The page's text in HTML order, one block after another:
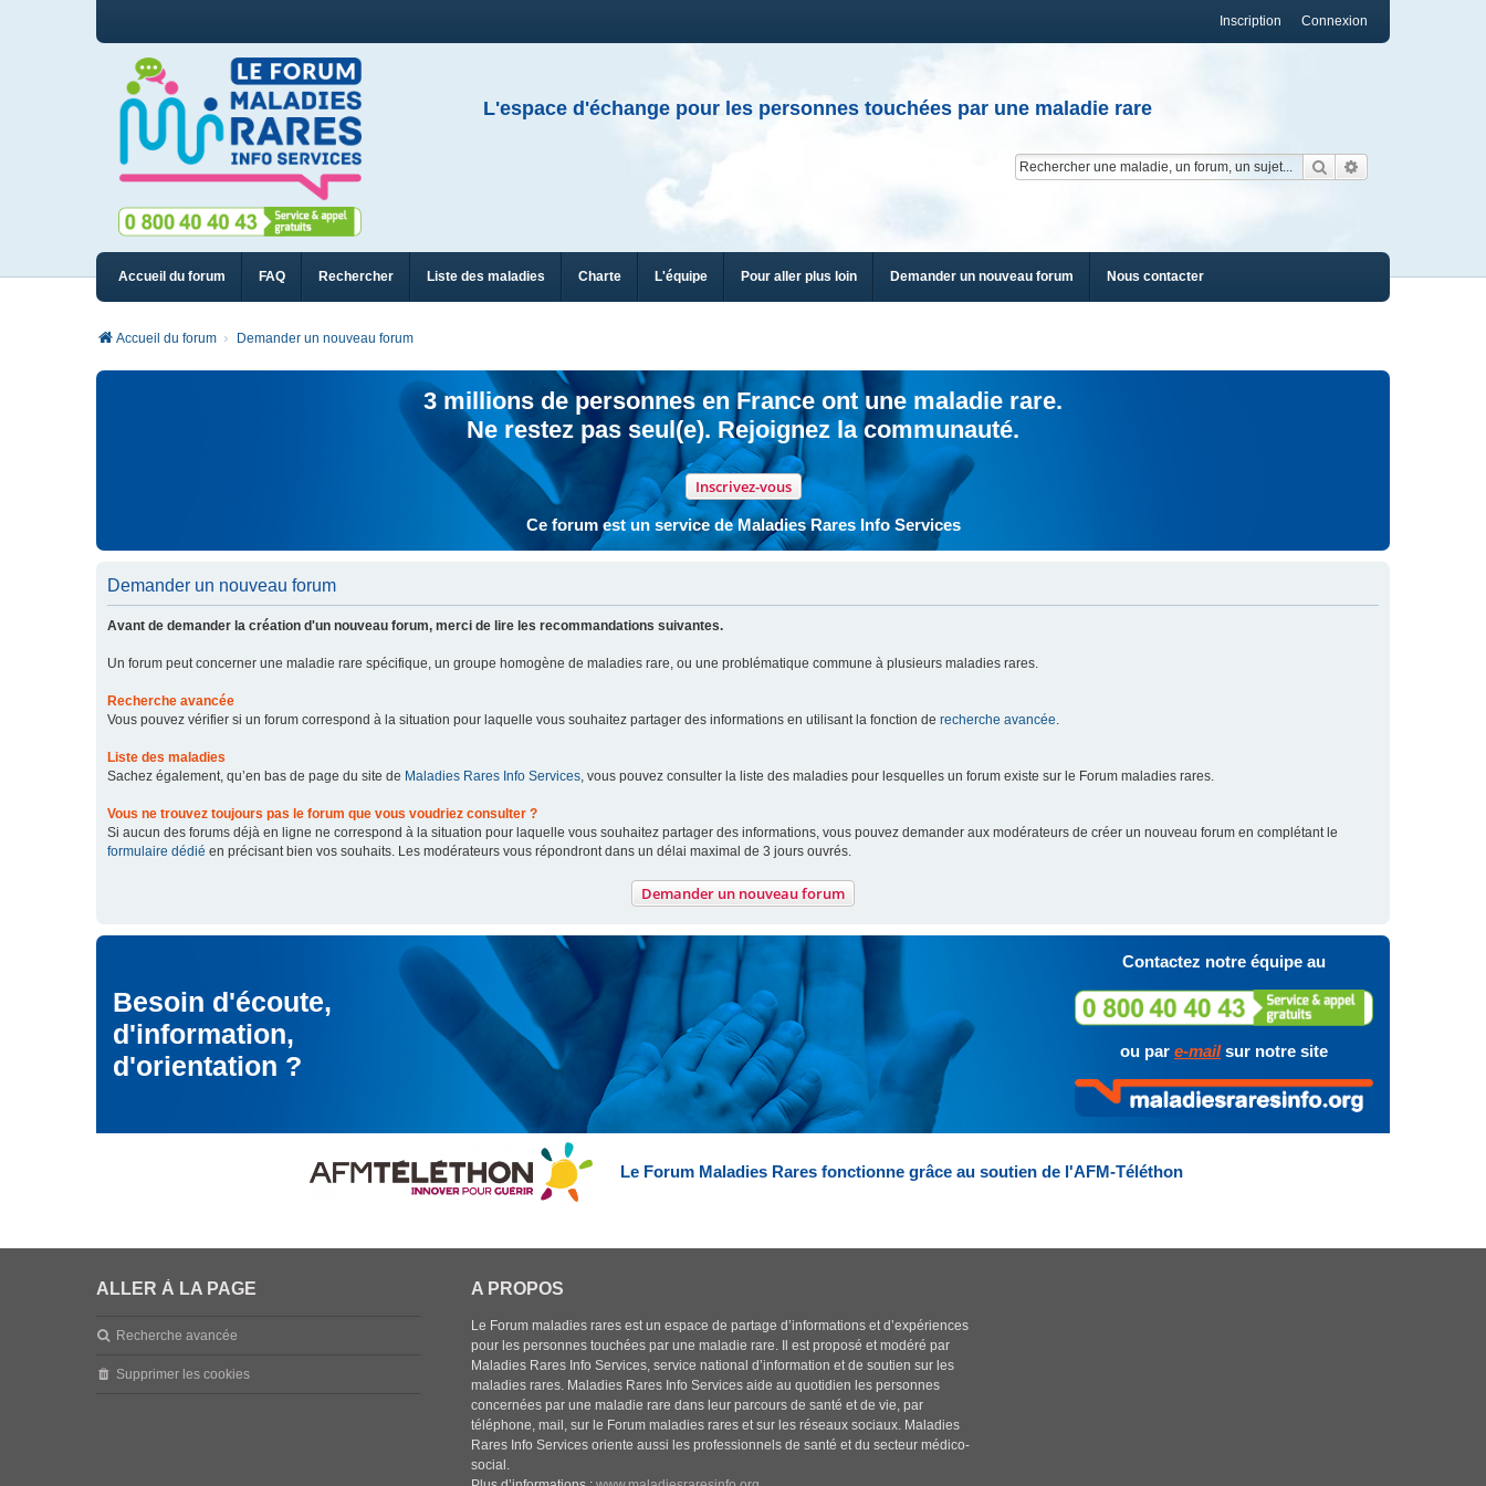
Connexion
Inscription
L'espace d'échange pour les personnes touchées par une maladie rare
Rechercher
Accueil du forum FAQ Rechercher Liste des maladies Charte L'équipe Pour aller plus loin Demander un nouveau forum Nous contacter
Accueil du forum Demander un nouveau forum
3 millions de personnes en France ont une maladie rare.
Ne restez pas seul(e). Rejoignez la communauté.
Inscrivez-vous
Ce forum est un service de Maladies Rares Info Services
Demander un nouveau forum
Avant de demander la création d'un nouveau forum, merci de lire les recommandations suivantes.
Un forum peut concerner une maladie rare spécifique, un groupe homogène de maladies rare, ou une problématique commune à plusieurs maladies rares.
Recherche avancée
Vous pouvez vérifier si un forum correspond à la situation pour laquelle vous souhaitez partager des informations en utilisant la fonction de recherche avancée.
Liste des maladies
Sachez également, qu’en bas de page du site de Maladies Rares Info Services, vous pouvez consulter la liste des maladies pour lesquelles un forum existe sur le Forum maladies rares.
Vous ne trouvez toujours pas le forum que vous voudriez consulter ?
Si aucun des forums déjà en ligne ne correspond à la situation pour laquelle vous souhaitez partager des informations, vous pouvez demander aux modérateurs de créer un nouveau forum en complétant le
formulaire dédié en précisant bien vos souhaits. Les modérateurs vous répondront dans un délai maximal de 3 jours ouvrés.
Demander un nouveau forum
Besoin d'écoute,
d'information,
d'orientation ?
Contactez notre équipe au
ou par e-mailsur notre site
Le Forum Maladies Rares fonctionne grâce au soutien de l'AFM-Téléthon
ALLER À LA PAGE
Recherche avancée
Supprimer les cookies
A PROPOS
Le Forum maladies rares est un espace de partage d’informations et d’expériences
pour les personnes touchées par une maladie rare. Il est proposé et modéré par
Maladies Rares Info Services, service national d’information et de soutien sur les
maladies rares. Maladies Rares Info Services aide au quotidien les personnes
concernées par une maladie rare dans leur parcours de santé et de vie, par
téléphone, mail, sur le Forum maladies rares et sur les réseaux sociaux. Maladies
Rares Info Services oriente aussi les professionnels de santé et du secteur médico-
social.